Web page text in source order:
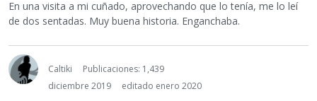
En una visita a mi cuñado, aprovechando que lo tenía, me lo leí
de dos sentadas. Muy buena historia. Enganchaba.
Caltiki
Publicaciones: 1,439
diciembre 2019
editado enero 2020